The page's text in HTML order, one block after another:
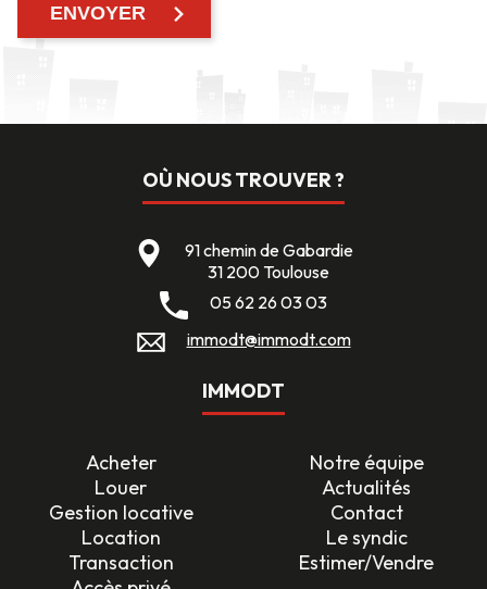
OÙ NOUS TROUVER ?
91 chemin de Gabardie
31 200 Toulouse
05 62 26 03 03
immodt@immodt.com
IMMODT
Acheter
Notre équipe
Louer
Actualités
Gestion locative
Contact
Location
Le syndic
Transaction
Estimer/Vendre